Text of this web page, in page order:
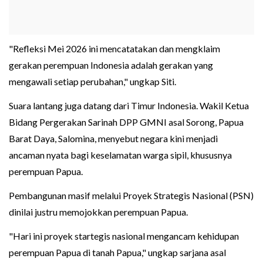
"Refleksi Mei 2026 ini mencatatakan dan mengklaim
gerakan perempuan Indonesia adalah gerakan yang
mengawali setiap perubahan," ungkap Siti.
Suara lantang juga datang dari Timur Indonesia. Wakil Ketua
Bidang Pergerakan Sarinah DPP GMNI asal Sorong, Papua
Barat Daya, Salomina, menyebut negara kini menjadi
ancaman nyata bagi keselamatan warga sipil, khususnya
perempuan Papua.
Pembangunan masif melalui Proyek Strategis Nasional (PSN)
dinilai justru memojokkan perempuan Papua.
"Hari ini proyek startegis nasional mengancam kehidupan
perempuan Papua di tanah Papua," ungkap sarjana asal